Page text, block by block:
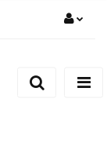
Zarejestruj się